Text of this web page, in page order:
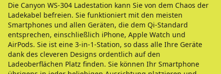
Die Canyon WS-304 Ladestation kann Sie von dem Chaos der
Ladekabel befreien. Sie funktioniert mit den meisten
Smartphones und allen Geräten, die dem Qi-Standard
entsprechen, einschließlich iPhone, Apple Watch und
AirPods. Sie ist eine 3-in-1-Station, so dass alle Ihre Geräte
dank des cleveren Designs ordentlich auf den
Ladeoberflächen Platz finden. Sie können Ihr Smartphone